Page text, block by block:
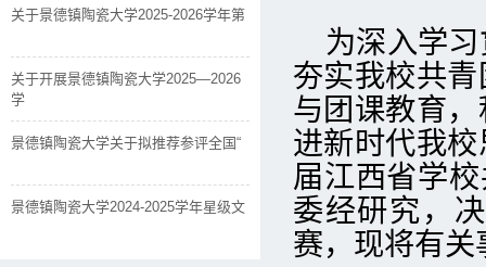
关于景德镇陶瓷大学2025-2026学年第
关于开展景德镇陶瓷大学2025—2026
学
景德镇陶瓷大学关于拟推荐参评全国“
景德镇陶瓷大学2024-2025学年星级文
为深入学
夯实我校共
与团课教育
进新时代我
届江西省学
委经研究，
赛，现将有